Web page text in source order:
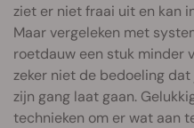
ziet er niet fraai uit en kan
Maar vergeleken met
roetdauw een stuk minder
zeker niet de bedoeling
zijn gang laat gaan.
technieken om er wat aan